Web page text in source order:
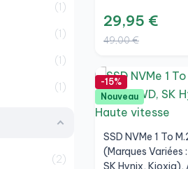
1
1
1
1
2
29,95 €
49,00 €
-15%
Nouveau
SSD NVMe 1 To
(marques Variées
SK Hynix, Kioxia),